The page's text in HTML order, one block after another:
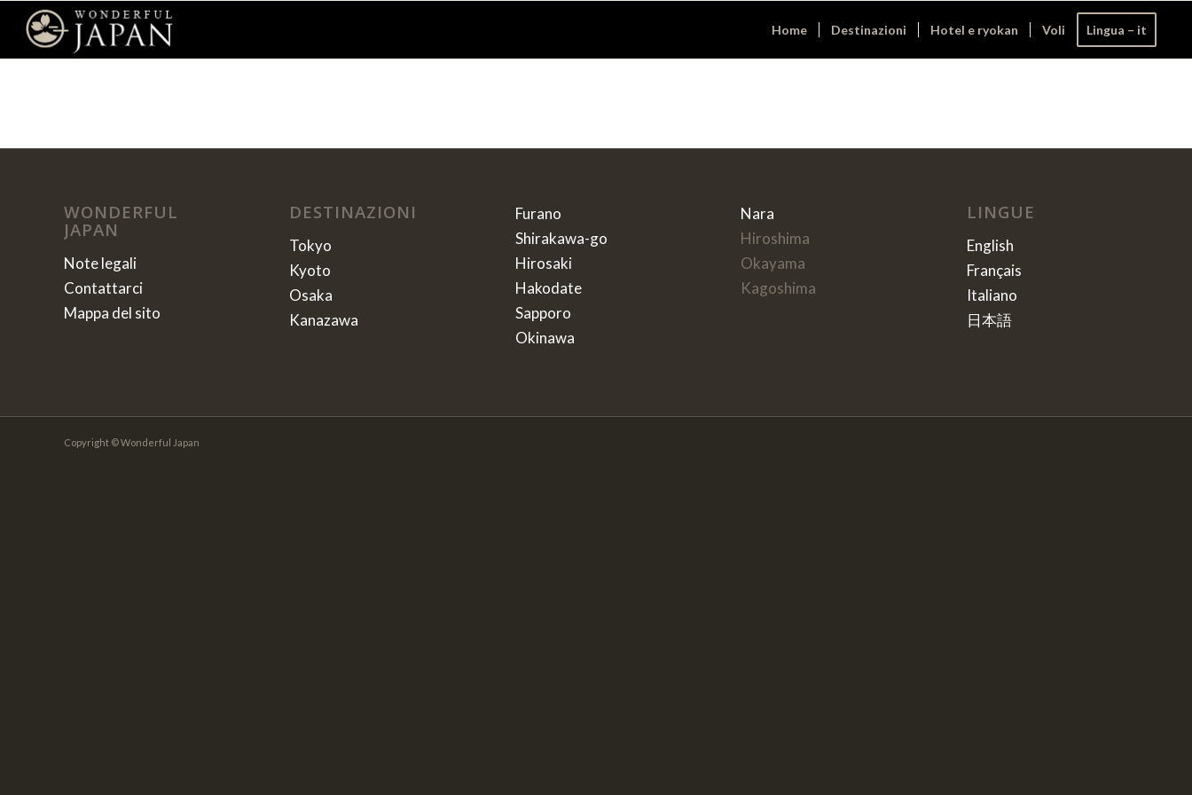
Home Destinazioni Hotel e ryokan Voli Lingua – it
WONDERFUL
JAPAN
Note legali
Contattarci
Mappa del sito
DESTINAZIONI
Tokyo
Kyoto
Osaka
Kanazawa
Furano
Shirakawa-go
Hirosaki
Hakodate
Sapporo
Okinawa
Nara
Hiroshima
Okayama
Kagoshima
LINGUE
English
Français
Italiano
日本語
Copyright © Wonderful Japan